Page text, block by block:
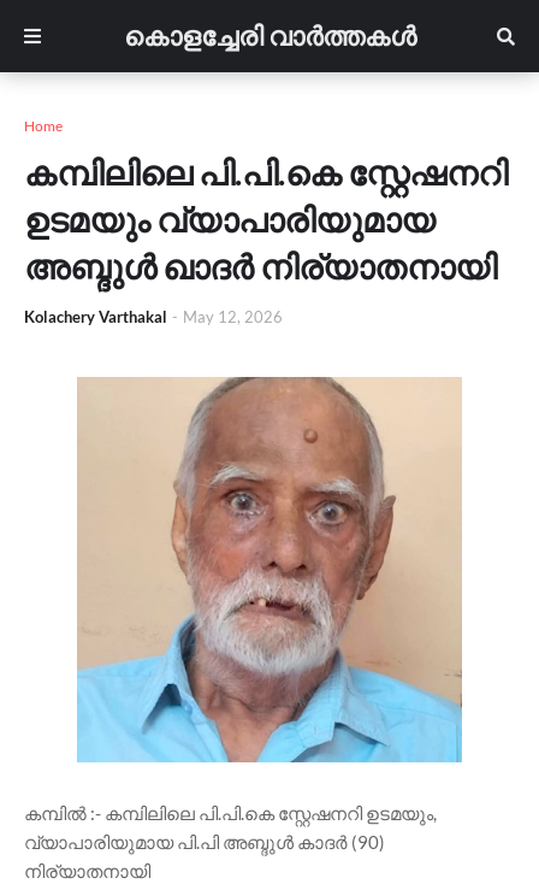
കൊളച്ചേരി വാർത്തകൾ
Home
കമ്പിലിലെ പി.പി.കെ സ്റ്റേഷനറി
ഉടമയും വ്യാപാരിയുമായ
അബ്ദുൾ ഖാദർ നിര്യാതനായി
Kolachery Varthakal - May 12, 2026
കമ്പിൽ :- കമ്പിലിലെ പി.പി.കെ സ്റ്റേഷനറി ഉടമയും,
വ്യാപാരിയുമായ പി.പി അബ്ദുൾ കാദർ (90)
നിര്യാതനായി